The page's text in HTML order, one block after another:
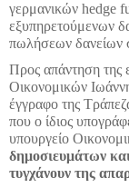
γερμανικών hedge
εξυπηρετούμενων
πωλήσεων δανείων
Προς απάντηση της
Οικονομικών
έγγραφο της
που ο ίδιος
υπουργείο
δημοσιευμάτων
τυγχάνουν της